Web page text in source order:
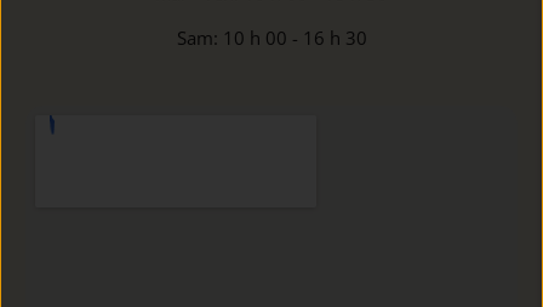
Sam: 10 h 00 - 16 h 30